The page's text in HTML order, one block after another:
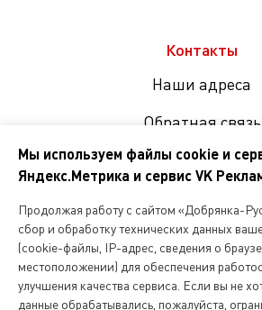
Контакты
Наши адреса
Обратная связь
соцсетях
Копирование и любое другое
размещенной на сайте
допускается исключительно с
Мы используем файлы cookie и
Яндекс.Метрика и сервис VK
Продолжая работу с сайтом «Добрянка-
сбор и обработку технических данных
(cookie-файлы, IP-адрес, сведения о
местоположении) для обеспечения
улучшения качества сервиса. Если вы не
данные обрабатывались, пожалуйста,